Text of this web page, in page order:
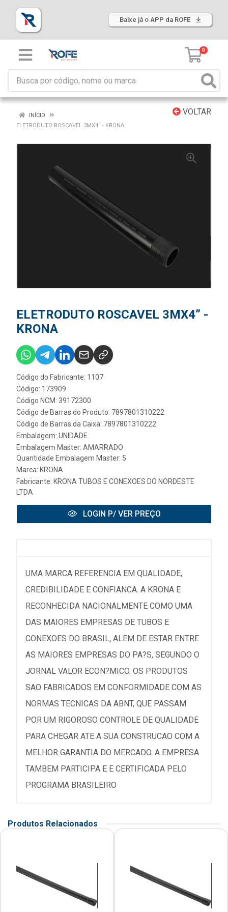
Baixe já o APP da ROFE
0
VOLTAR
INÍCIO
ELETRODUTO ROSCAVEL 3MX4” - KRONA
ELETRODUTO ROSCAVEL 3MX4” -
KRONA
Código do Fabricante: 1107
Código: 173909
Código NCM: 39172300
Código de Barras do Produto: 7897801310222
Código de Barras da Caixa: 7897801310222
Embalagem: UNIDADE
Embalagem Master: AMARRADO
Quantidade Embalagem Master: 5
Marca: KRONA
Fabricante: KRONA TUBOS E CONEXOES DO NORDESTE
LTDA
LOGIN P/ VER PREÇO
UMA MARCA REFERENCIA EM QUALIDADE,
CREDIBILIDADE E CONFIANCA. A KRONA E
RECONHECIDA NACIONALMENTE COMO UMA
DAS MAIORES EMPRESAS DE TUBOS E
CONEXOES DO BRASIL, ALEM DE ESTAR ENTRE
AS MAIORES EMPRESAS DO PA?S, SEGUNDO O
JORNAL VALOR ECON?MICO. OS PRODUTOS
SAO FABRICADOS EM CONFORMIDADE COM AS
NORMAS TECNICAS DA ABNT, QUE PASSAM
POR UM RIGOROSO CONTROLE DE QUALIDADE
PARA CHEGAR ATE A SUA CONSTRUCAO COM A
MELHOR GARANTIA DO MERCADO. A EMPRESA
TAMBEM PARTICIPA E E CERTIFICADA PELO
PROGRAMA BRASILEIRO
Produtos Relacionados